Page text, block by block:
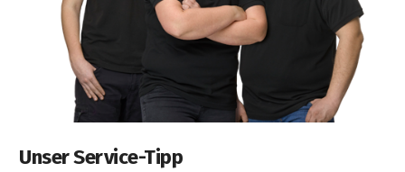
Unser Service-Tipp